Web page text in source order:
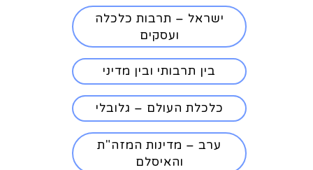
ישראל – תרבות כלכלה
ועסקים
בין תרבותי ובין מדיני
כלכלת העולם – גלובלי
ערב – מדינות המזה"ת
והאיסלם